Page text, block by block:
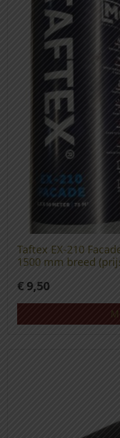
Taftex EX-210
1500 mm breed
€9,50